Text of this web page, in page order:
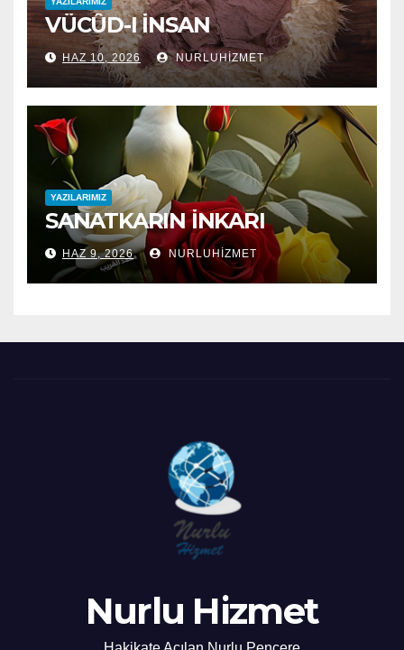
VÜCÛD-I İNSAN
HAZ 10, 2026 NURLUHIZMET
YAZILARIMIZ
SANATKARIN İNKARI
HAZ 9, 2026 NURLUHIZMET
Nurlu Hizmet